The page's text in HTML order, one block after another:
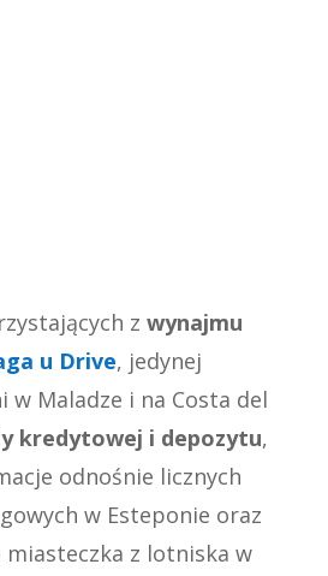
z wynajmu
u Drive, jedynej
w Maladze i na Costa del
kredytowej i depozytu,
odnośnie licznych
w Esteponie oraz
z lotniska w